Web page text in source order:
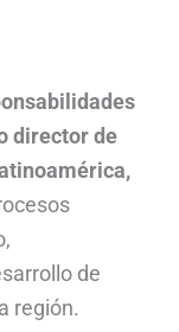
director de
de
región.